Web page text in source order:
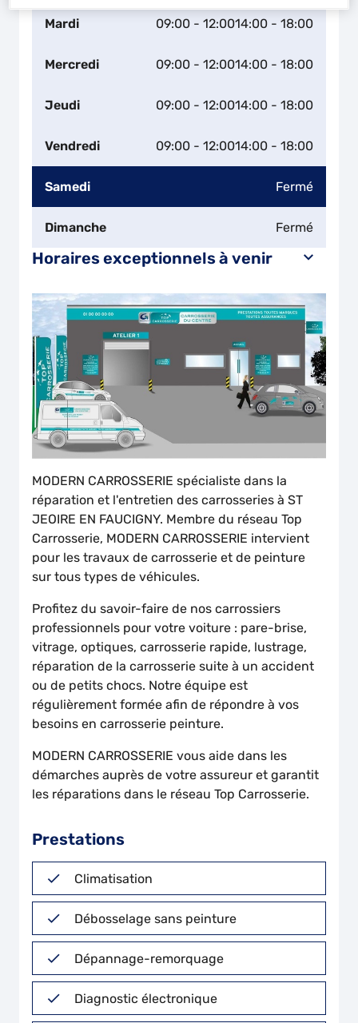
Mardi 09:00 - 12:0014:00 - 18:00
Mercredi 09:00 - 12:0014:00 - 18:00
Jeudi 09:00 - 12:0014:00 - 18:00
Vendredi 09:00 - 12:0014:00 - 18:00
Samedi Fermé
Dimanche Fermé
Horaires exceptionnels à venir
MODERN CARROSSERIE spécialiste dans la
réparation et l'entretien des carrosseries à ST
JEOIRE EN FAUCIGNY. Membre du réseau Top
Carrosserie, MODERN CARROSSERIE intervient
pour les travaux de carrosserie et de peinture
sur tous types de véhicules.
Profitez du savoir-faire de nos carrossiers
professionnels pour votre voiture : pare-brise,
vitrage, optiques, carrosserie rapide, lustrage,
réparation de la carrosserie suite à un accident
ou de petits chocs. Notre équipe est
régulièrement formée afin de répondre à vos
besoins en carrosserie peinture.
MODERN CARROSSERIE vous aide dans les
démarches auprès de votre assureur et garantit
les réparations dans le réseau Top Carrosserie.
Prestations
Climatisation
Débosselage sans peinture
Dépannage-remorquage
Diagnostic électronique